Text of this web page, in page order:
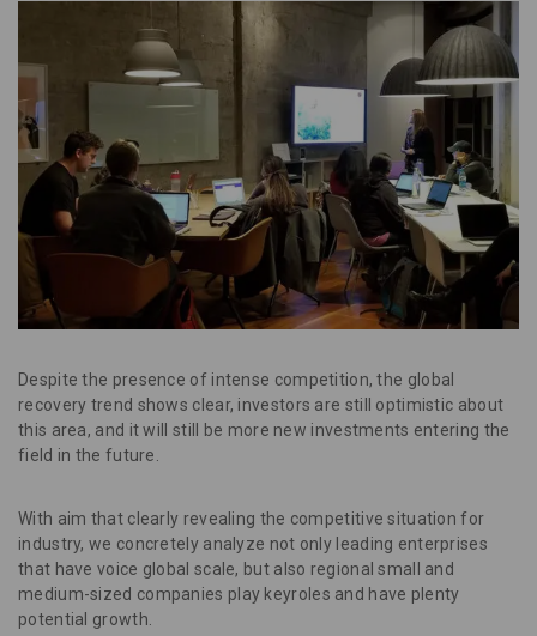
Despite the presence of intense competition, the global
recovery trend shows clear, investors are still optimistic about
this area, and it will still be more new investments entering the
field in the future.
With aim that clearly revealing the competitive situation for
industry, we concretely analyze not only leading enterprises
that have voice global scale, but also regional small and
medium-sized companies play keyroles and have plenty
potential growth.